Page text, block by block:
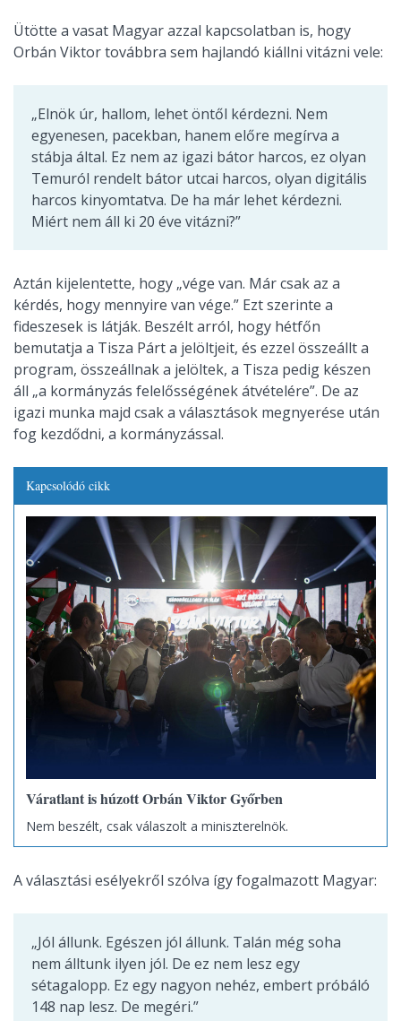
Ütötte a vasat Magyar azzal kapcsolatban is, hogy
Orbán Viktor továbbra sem hajlandó kiállni vitázni vele:
„Elnök úr, hallom, lehet öntől kérdezni. Nem
egyenesen, pacekban, hanem előre megírva a
stábja által. Ez nem az igazi bátor harcos, ez olyan
Temuról rendelt bátor utcai harcos, olyan digitális
harcos kinyomtatva. De ha már lehet kérdezni.
Miért nem áll ki 20 éve vitázni?”
Aztán kijelentette, hogy „vége van. Már csak az a
kérdés, hogy mennyire van vége.” Ezt szerinte a
fideszesek is látják. Beszélt arról, hogy hétfőn
bemutatja a Tisza Párt a jelöltjeit, és ezzel összeállt a
program, összeállnak a jelöltek, a Tisza pedig készen
áll „a kormányzás felelősségének átvételére”. De az
igazi munka majd csak a választások megnyerése után
fog kezdődni, a kormányzással.
Kapcsolódó cikk
Váratlant is húzott Orbán Viktor Győrben
Nem beszélt, csak válaszolt a miniszterelnök.
A választási esélyekről szólva így fogalmazott Magyar:
„Jól állunk. Egészen jól állunk. Talán még soha
nem álltunk ilyen jól. De ez nem lesz egy
sétagalopp. Ez egy nagyon nehéz, embert próbáló
148 nap lesz. De megéri.”